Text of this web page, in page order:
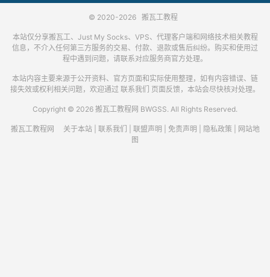
© 2020-2026 搬瓦工教程
本站仅分享搬瓦工、Just My Socks、VPS、代理客户端和网络技术相关教程
信息，不介入任何第三方服务的交易、付款、退款或售后纠纷。购买和使用过
程中遇到问题，请联系对应服务商官方处理。
本站内容主要来源于公开资料、官方页面和实际使用整理，如有内容错误、链
接失效或权利相关问题，欢迎通过 联系我们 页面反馈，本站会尽快核对处理。
Copyright © 2026 搬瓦工教程网 BWGSS. All Rights Reserved.
搬瓦工教程网 关于本站| 联系我们 联盟声明 免责声明 隐私政策
网站地
图